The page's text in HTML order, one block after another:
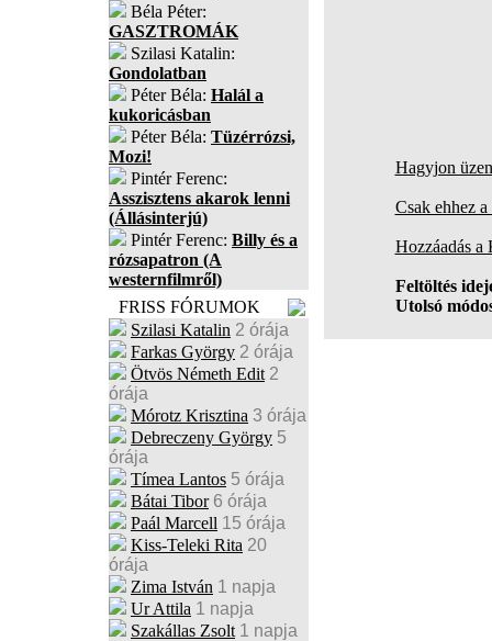
Béla Péter:
GASZTROMÁK
Szilasi Katalin:
Gondolatban
Péter Béla: Halál a
kukoricásban
Péter Béla: Tüzérrózsi,
Mozi!
Pintér Ferenc:
Asszisztens akarok lenni
(Állásinterjú)
Pintér Ferenc: Billy és a
rózsapatron (A
westernfilmről)
FRISS FÓRUMOK
Szilasi Katalin 2 órája
Farkas György 2 órája
Ötvös Németh Edit 2
órája
Mórotz Krisztina 3 órája
Debreczeny György 5
órája
Tímea Lantos 5 órája
Bátai Tibor 6 órája
Paál Marcell 15 órája
Kiss-Teleki Rita 20
órája
Zima István 1 napja
Ur Attila 1 napja
Szakállas Zsolt 1 napja
Hagyjon
Csak ehhez
Hozzáadás
Feltöltés
Utolsó